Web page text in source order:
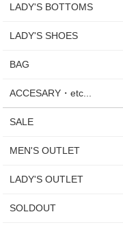
LADY'S BOTTOMS
LADY'S SHOES
BAG
ACCESARY・etc...
SALE
MEN'S OUTLET
LADY'S OUTLET
SOLDOUT